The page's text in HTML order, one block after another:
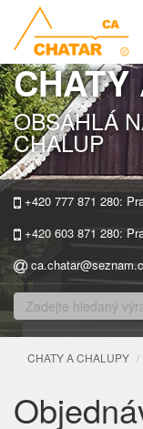
OBSÁHLÁ
CHALUP
+420 777 871 280:
+420 603 871 280:
CHATY A CHALUPY